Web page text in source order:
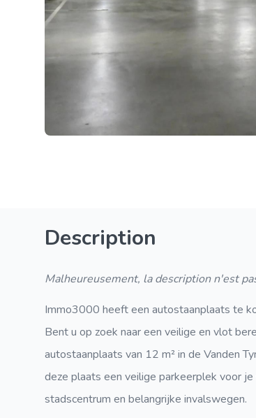
Description
Malheureusement, la description n'est
Immo3000 heeft een autostaanplaats te
Bent u op zoek naar een veilige en vlot
autostaanplaats van 12 m² in de Vanden
deze plaats een veilige parkeerplek voor
stadscentrum en belangrijke invalswegen.